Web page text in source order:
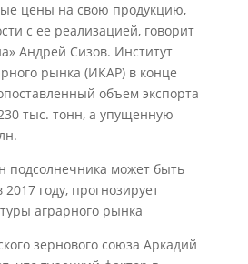
цены на свою продукцию,
с ее реализацией, говорит
Андрей Сизов. Институт
рынка (ИКАР) в конце
объем экспорта
тыс. тонн, а упущенную
подсолнечника может быть
году, прогнозирует
аграрного рынка
зернового союза Аркадий